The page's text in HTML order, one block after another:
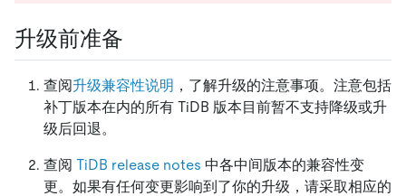
升级前准备
查阅升级兼容性说明 ，了解升级的注意事项。注意包括
补丁版本在内的所有 TiDB 版本目前暂不支持降级或升
级后回退。
查阅 TiDB release notes 中各中间版本的兼容性变
更。如果有任何变更影响到了你的升级，请采取相应的